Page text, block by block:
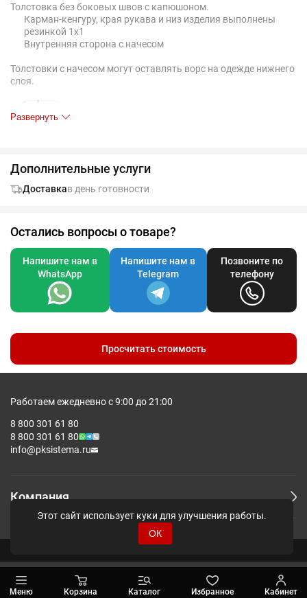
Толстовка без боковых швов с капюшоном.
Карман-кенгуру, края рукава и низ изделия выполнены
резинкой 1х1
Внутренняя сторона с начесом
Толстовки с начесом могут оставлять ворс на одежде нижнего
слоя.
Таблица размеров, см XS
B 63,5 65,5 67,5 69,5 71,5
61,5 62,5 64,5 65,5
Допускаются отклонения в 5% от указанных параметров по
Развернуть
Дополнительные услуги
Доставкав день готовности
Остались вопросы о товаре?
Напишите нам в
WhatsApp
Напишите нам в
Telegram
Позвоните по
телефону
Просчитать стоимость
Работаем ежедневно с 9:00 до 21:00
8 800 301 61 80
8 800 301 61 80
info@pksistema.ru
Компания
Меню Корзина Каталог Избранное Кабинет
Этот сайт использует куки для улучшения работы.
ОК